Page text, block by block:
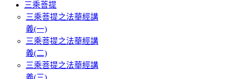
三乘菩提
三乘菩提之法華經講
義(一)
三乘菩提之法華經講
義(二)
三乘菩提之法華經講
義(三)